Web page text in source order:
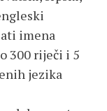
imena
300 riječi i 5
jezika